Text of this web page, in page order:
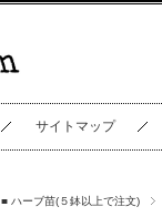
サイトマップ
■ ハーブ苗(５鉢以上で注文)